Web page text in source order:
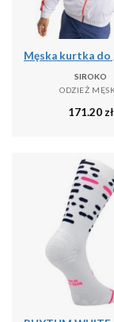
SIROKO
ODZIEŻ
171.20zł